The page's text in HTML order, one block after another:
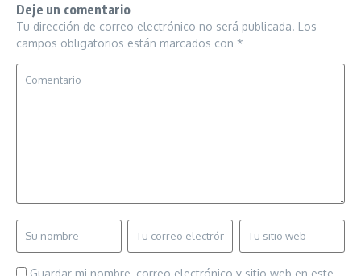
Deje un comentario
Tu dirección de correo electrónico no será publicada. Los
campos obligatorios están marcados con *
Guardar mi nombre, correo electrónico y sitio web en este